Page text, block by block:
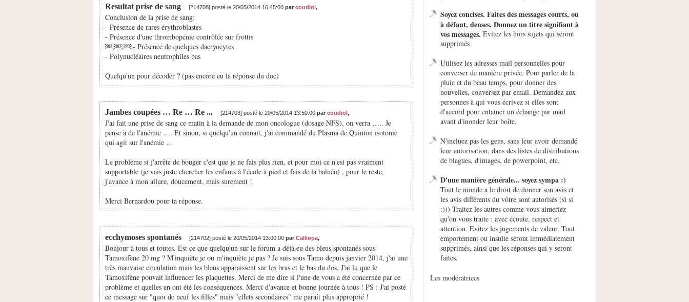
Resultat prise de sang [214708] posté le 20/05/2014 16:45:00 par coudiol,
Conclusion de la prise de sang:
- Présence de rares érythroblastes
- Présence d'une thrombopénie contrôlée sur frottis
￼;￼;￼;- Présence de quelques dacryocytes
- Polynucléaires neutrophiles bas
Quelqu'un pour décoder ? (pas encore eu la réponse du doc)
Jambes coupées … Re … Re ... [214703] posté le 20/05/2014 13:50:00 par coudiol,
J'ai fait une prise de sang ce matin à la demande de mon oncologue (dosage NFS), on verra ….. Je
pense à de l'anémie …. Et sinon, si quelqu'un connait, j'ai commandé du Plasma de Quinton isotonic
qui agit sur l'anémie …
Le problème si j'arrête de bouger c'est que je ne fais plus rien, et pour moi ce n'est pas vraiment
supportable (je vais juste chercher les enfants à l'école à pied et fais de la balnéo) , pour le reste,
j'avance à mon allure, doucement, mais surement !
Merci Bernardou pour ta réponse.
ecchymoses spontanés [214702] posté le 20/05/2014 13:00:00 par Calliopa,
Bonjour à tous et toutes. Est ce que quelqu'un sur le forum a déjà eu des bleus spontanés sous
Tamoxifène 20 mg ? M'inquiète je ou m'inquiète je pas ? Je suis sous Tamo depuis janvier 2014, j'ai une
très mauvaise circulation mais les bleus apparaissent sur les bras et le bas du dos. J'ai lu que le
Tamoxifène pouvait influencer les plaquettes. Merci de me dire si l'une de vous a été concernée par ce
problème et quelles en ont été les conséquences. Merci d'avance et bonne journée à tous ! PS : J'ai posté
ce message sur "quoi de neuf les filles" mais "effets secondaires" me paraît plus approprié !
Soyez concises. Faites des messages courts, ou
à défaut, denses. Donnez un titre signifiant à
vos messages. Evitez les hors sujets qui seront
supprimés
Utilisez les adresses mail personnelles pour
converser de manière privée. Pour parler de la
pluie et du beau temps, pour donner des
nouvelles, conversez par email. Demandez aux
personnes à qui vous écrivez si elles sont
d'accord pour entamer un échange par mail
avant d'inonder leur boîte.
N'incluez pas les gens, sans leur avoir demandé
leur autorisation, dans des listes de distributions
de blagues, d'images, de powerpoint, etc.
D'une manière générale... soyez sympa :)
Tout le monde a le droit de donner son avis et
les avis différents du vôtre sont autorisés (si si
:))) Traitez les autres comme vous aimeriez
qu'on vous traite : avec écoute, respect et
attention. Evitez les jugements de valeur. Tout
emportement ou insulte seront immédiatement
supprimés, ainsi que les réponses qui y seront
faites.
Les modératrices